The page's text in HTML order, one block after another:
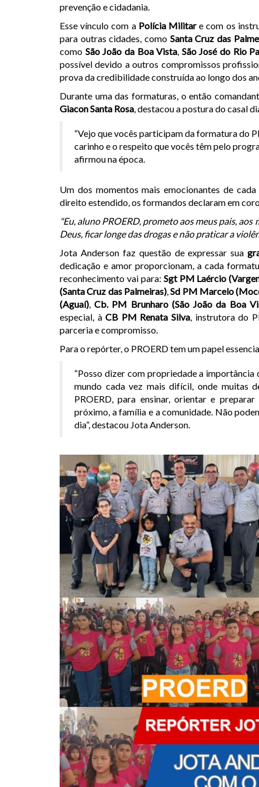
prevenção e cidadania.
Esse vínculo com a Polícia Militare com os
para outras cidades, como Santa Cruz das
como São João da Boa Vista, São José do Rio
possível devido a outros compromissos
prova da credibilidade construída ao longo dos
Durante uma das formaturas, o então
Giacon Santa Rosa, destacou a postura do casal
“Vejo que vocês participam da formatura do
carinho e o respeito que vocês têm pelo
afirmou na época.
Um dos momentos mais emocionantes de
direito estendido, os formandos declaram em
"Eu, aluno PROERD, prometo aos meus pais,
Deus, ficar longe das drogas e não praticar a
Jota Anderson faz questão de expressar sua
dedicação e amor proporcionam, a cada
reconhecimento vai para: Sgt PM Laércio
(Santa Cruz das Palmeiras),Sd PM Marcelo
(Aguaí),Cb. PM Brunharo (São João da Boa
especial, àCB PM Renata Silva, instrutora do
parceria e compromisso.
Para o repórter, o PROERD tem um papel
“Posso dizer com propriedade a importância
mundo cada vez mais difícil, onde muitas
PROERD, para ensinar, orientar e
próximo, a família e a comunidade. Não
dia”, destacou Jota Anderson.